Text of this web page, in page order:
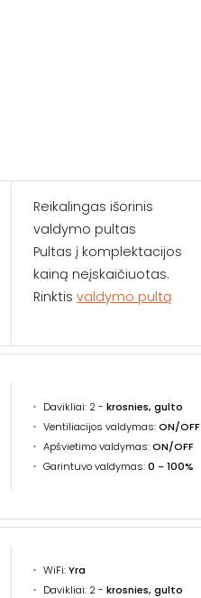
Reikalingas išorinis
valdymo pultas
Pultas į komplektacijos
kainą neįskaičiuotas.
Rinktisvaldymo pultą
Davikliai: 2 - krosnies, gulto
Ventiliacijos valdymas:ON/OFF
Apšvietimo valdymas:ON/OFF
Garintuvo valdymas:0 - 100%
WiFi:Yra
Davikliai: 2 - krosnies, gulto